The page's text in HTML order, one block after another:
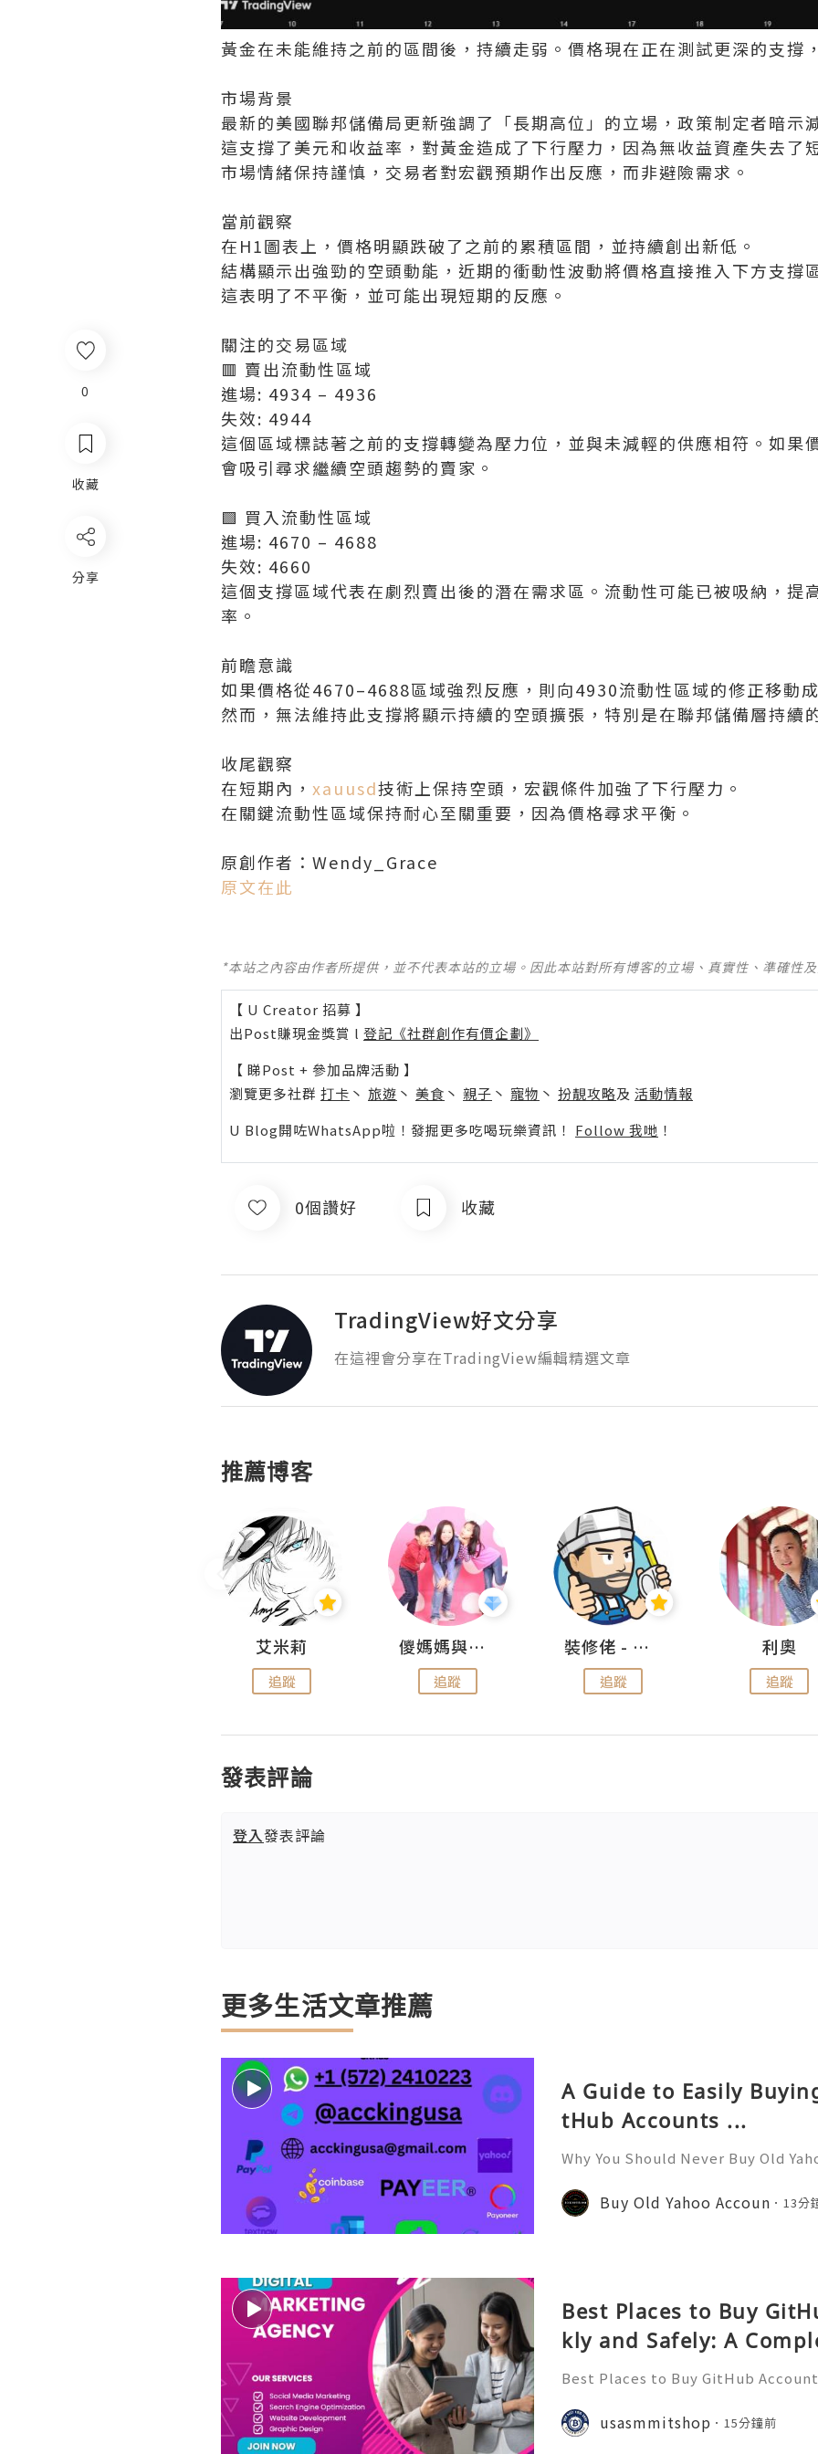
0
收藏
分享
黃金在未能維持之前的區間後，持續走弱。價格現在正在測試更深的支撐
市場背景
最新的美國聯邦儲備局更新強調了「長期高位」的立場，政策制定者暗示
這支撐了美元和收益率，對黃金造成了下行壓力，因為無收益資產失去了
市場情緒保持謹慎，交易者對宏觀預期作出反應，而非避險需求。
當前觀察
在H1圖表上，價格明顯跌破了之前的累積區間，並持續創出新低。
結構顯示出強勁的空頭動能，近期的衝動性波動將價格直接推入下方支撐
這表明了不平衡，並可能出現短期的反應。
關注的交易區域
🟥 賣出流動性區域
進場: 4934 – 4936
失效: 4944
這個區域標誌著之前的支撐轉變為壓力位，並與未減輕的供應相符。如果
會吸引尋求繼續空頭趨勢的賣家。
🟩 買入流動性區域
進場: 4670 – 4688
失效: 4660
這個支撐區域代表在劇烈賣出後的潛在需求區。流動性可能已被吸納，提
率。
前瞻意識
如果價格從4670–4688區域強烈反應，則向4930流動性區域的修正移動
然而，無法維持此支撐將顯示持續的空頭擴張，特別是在聯邦儲備層持續
收尾觀察
在短期內， xauusd技術上保持空頭，宏觀條件加強了下行壓力。
在關鍵流動性區域保持耐心至關重要，因為價格尋求平衡。
原創作者：Wendy_Grace
原文在此
*本站之內容由作者所提供，並不代表本站的立場。因此本站對所有博客的立場、真實性、準確性
【 U Creator 招募 】
出Post賺現金獎賞 l 登記《社群創作有價企劃》
【 睇Post + 參加品牌活動 】
瀏覽更多社群 打卡 丶 旅遊 丶 美食 丶 親子 丶 寵物 丶 扮靚攻略及 活動情報
U Blog開咗WhatsApp啦！發掘更多吃喝玩樂資訊！ Follow 我哋 ！
0個讚好 收藏
TradingView好文分享
在這裡會分享在TradingView編輯精選文章
推薦博客
艾米莉
追蹤
儍媽媽與兩隻小魔怪之家
追蹤
裝修佬 - 香港一站式網上裝修平台
追蹤
利奧
追蹤
發表評論
登入發表評論
更多生活文章推薦
A Guide to Easily
tHub Accounts ...
Why You Should Never Buy Old
onal communication, business
ccount recovery. Because of
Buy Old Yahoo Accoun 13分
Best Places to Buy
kly and Safely: A
Best Places to Buy GitHub
t platforms for software
s, open-source communities, s
usasmmitshop 15分鐘前